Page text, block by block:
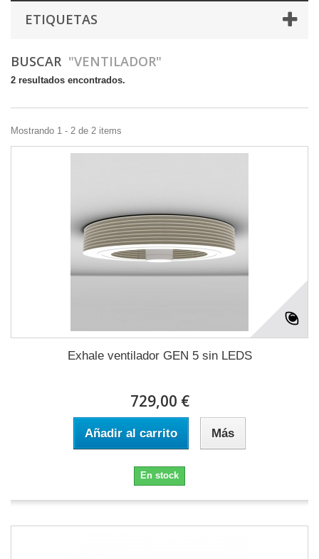
ETIQUETAS
BUSCAR "VENTILADOR"
2 resultados encontrados.
Mostrando 1 - 2 de 2 items
Exhale ventilador GEN 5 sin LEDS
729,00 €
Añadir al carrito Más
En stock